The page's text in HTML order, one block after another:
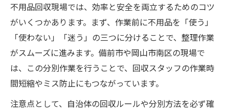
不用品回収現場では、効率と安全を両立するためのコツ
がいくつかあります。まず、作業前に不用品を「使う」
「使わない」「迷う」の三つに分けることで、整理作業
がスムーズに進みます。備前市や岡山市南区の現場で
は、この分別作業を行うことで、回収スタッフの作業時
間短縮やミス防止にもつながっています。
注意点として、自治体の回収ルールや分別方法を必ず確